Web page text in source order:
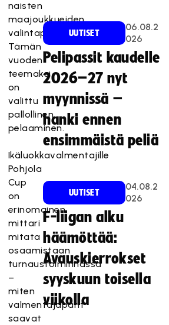
naisten
maajoukkueiden
valintaprosessia.
Tämän
vuoden
teemaksi
on
valittu
pallollinen
pelaaminen.
Ikäluokkavalmentajille
Pohjola
Cup
on
erinomainen
mittari
mitata
osaamistaan
turnaustoiminnassa
–
miten
valmentajaparit
saavat
UUTISET
06.08.2
026
Pelipassit kaudelle
2026–27 nyt
myynnissä –
hanki ennen
ensimmäistä peliä
UUTISET
04.08.2
026
F-liigan alku
häämöttää:
Avauskierrokset
syyskuun toisella
viikolla